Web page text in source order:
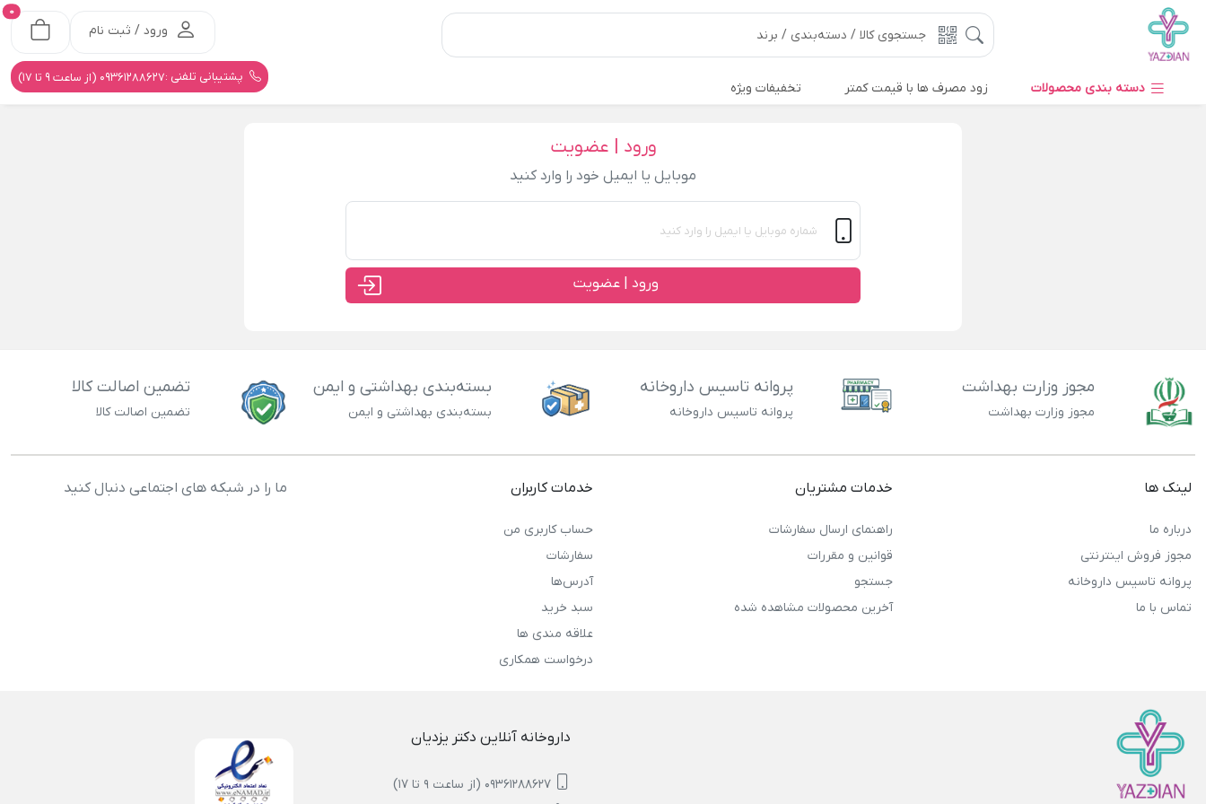
ورود / ثبت نام
0
پشتیبانی تلفنی :09361288627 (از ساعت 9 تا 17)
دسته بندی محصولات زود مصرف ها با قیمت کمتر تخفیفات ویژه
ورود | عضویت
موبایل یا ایمیل خود را وارد کنید
ورود | عضویت
مجوز وزارت بهداشت
مجوز وزارت بهداشت
پروانه تاسیس داروخانه
پروانه تاسیس داروخانه
بسته‌بندی بهداشتی و ایمن
بسته‌بندی بهداشتی و ایمن
تضمین اصالت کالا
تضمین اصالت کالا
لینک ها
درباره ما
مجوز فروش اینترنتی
پروانه تاسیس داروخانه
تماس با ما
خدمات مشتریان
راهنمای ارسال سفارشات
قوانین و مقررات
جستجو
آخرین محصولات مشاهده شده
خدمات کاربران
حساب کاربری من
سفارشات
آدرس‌ها
سبد خرید
علاقه مندی ها
درخواست همکاری
ما را در شبکه های اجتماعی دنبال کنید
داروخانه آنلاین دکتر یزدیان
09361288627 (از ساعت 9 تا 17)